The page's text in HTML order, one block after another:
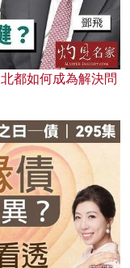
都如何成為解決問